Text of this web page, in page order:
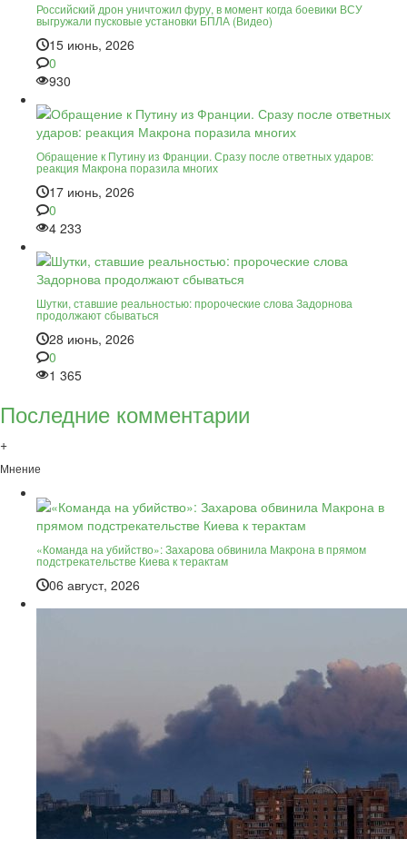
Российский дрон уничтожил фуру, в момент когда боевики ВСУ
выгружали пусковые установки БПЛА (Видео)
15 июнь, 2026
0
930
Обращение к Путину из Франции. Сразу после ответных ударов:
реакция Макрона поразила многих
17 июнь, 2026
0
4 233
Шутки, ставшие реальностью: пророческие слова Задорнова
продолжают сбываться
28 июнь, 2026
0
1 365
Последние комментарии
+
Мнение
«Команда на убийство»: Захарова обвинила Макрона в прямом
подстрекательстве Киева к терактам
06 август, 2026